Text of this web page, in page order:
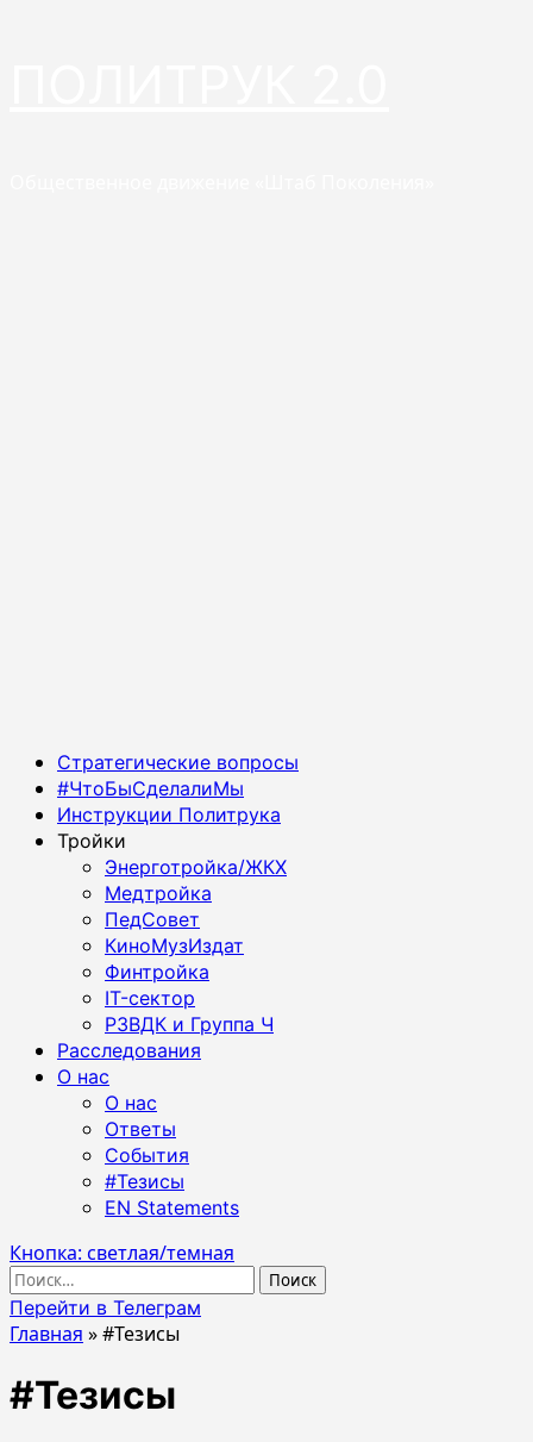
Основное
меню
Стратегические вопросы
#ЧтоБыСделалиМы
Инструкции Политрука
Тройки
Энерготройка/ЖКХ
Медтройка
ПедСовет
КиноМузИздат
Финтройка
IT-сектор
РЗВДК и Группа Ч
Расследования
О нас
О нас
Ответы
События
#Тезисы
EN Statements
Кнопка: светлая/темная
Найти:
Перейти в Телеграм
Главная »#Тезисы
#Тезисы